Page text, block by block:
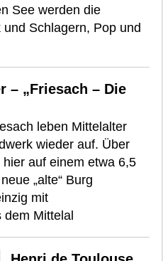
See werden die
Schlagern, Pop und
– „Friesach – Die
leben Mittelalter
wieder auf. Über
auf einem etwa 6,5
„alte“ Burg
mit
Mittelal